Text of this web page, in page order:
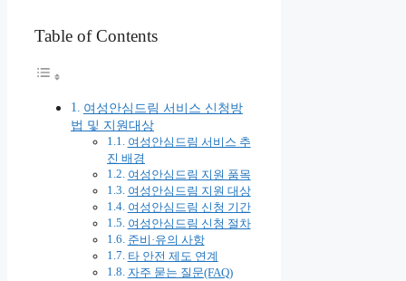
Table of Contents
여성안심드림 서비스 신청방
법 및 지원대상
여성안심드림 서비스 추
진 배경
여성안심드림 지원 품목
여성안심드림 지원 대상
여성안심드림 신청 기간
여성안심드림 신청 절차
준비·유의 사항
타 안전 제도 연계
자주 묻는 질문(FAQ)